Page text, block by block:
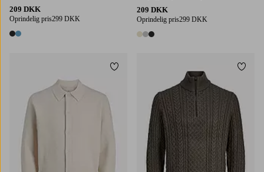
209 DKK
Oprindelig pris299 DKK
2 farver
209 DKK
Oprindelig pris299 DKK
3 farver
Tilføj til favoritter
2XL XL2XL